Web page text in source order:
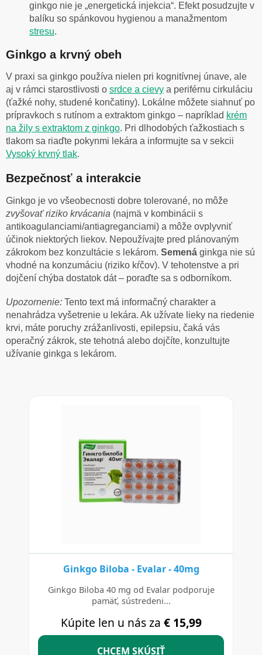
ginkgo nie je „energetická injekcia“. Efekt posudzujte v
balíku so spánkovou hygienou a manažmentom
stresu.
Ginkgo a krvný obeh
V praxi sa ginkgo používa nielen pri kognitívnej únave, ale
aj v rámci starostlivosti o srdce a cievy a periférnu cirkuláciu
(ťažké nohy, studené končatiny). Lokálne môžete siahnuť po
prípravkoch s rutínom a extraktom ginkgo – napríklad krém
na žily s extraktom z ginkgo. Pri dlhodobých ťažkostiach s
tlakom sa riaďte pokynmi lekára a informujte sa v sekcii
Vysoký krvný tlak.
Bezpečnosť a interakcie
Ginkgo je vo všeobecnosti dobre tolerované, no môže
zvyšovať riziko krvácania (najmä v kombinácii s
antikoagulanciami/antiagreganciami) a môže ovplyvniť
účinok niektorých liekov. Nepoužívajte pred plánovaným
zákrokom bez konzultácie s lekárom. Semená ginkga nie sú
vhodné na konzumáciu (riziko kŕčov). V tehotenstve a pri
dojčení chýba dostatok dát – poraďte sa s odborníkom.
Upozornenie: Tento text má informačný charakter a
nenahrádza vyšetrenie u lekára. Ak užívate lieky na riedenie
krvi, máte poruchy zrážanlivosti, epilepsiu, čaká vás
operačný zákrok, ste tehotná alebo dojčíte, konzultujte
užívanie ginkga s lekárom.